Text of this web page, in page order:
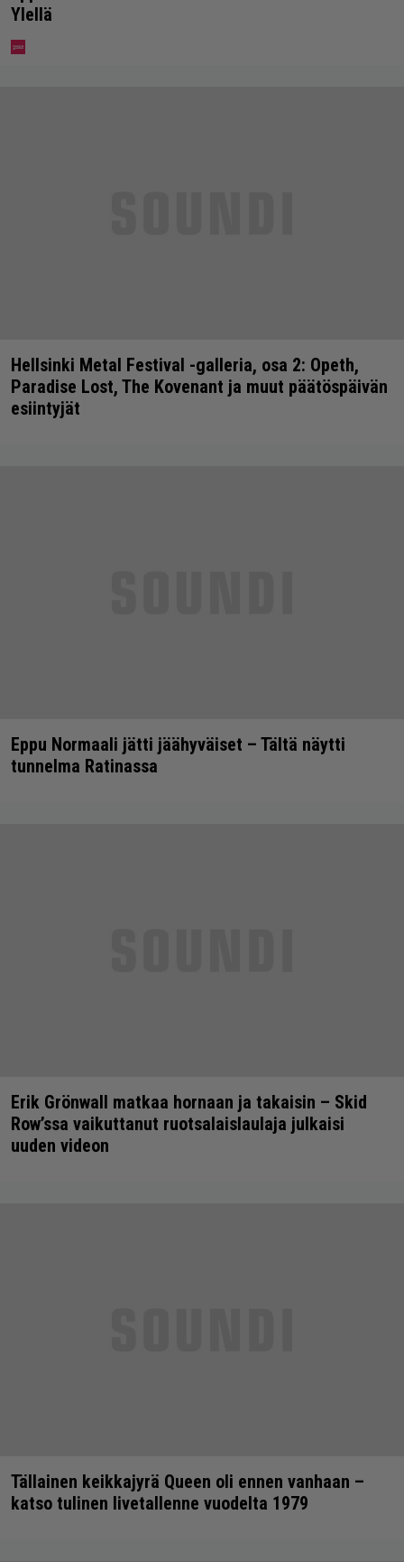
Ylellä
Hellsinki Metal Festival -galleria, osa 2: Opeth,
Paradise Lost, The Kovenant ja muut päätöspäivän
esiintyjät
Eppu Normaali jätti jäähyväiset – Tältä näytti
tunnelma Ratinassa
Erik Grönwall matkaa hornaan ja takaisin – Skid
Row’ssa vaikuttanut ruotsalaislaulaja julkaisi
uuden videon
Tällainen keikkajyrä Queen oli ennen vanhaan –
katso tulinen livetallenne vuodelta 1979